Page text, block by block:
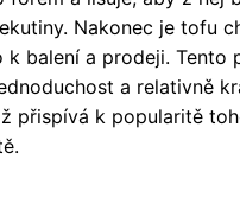
Nakonec je tofu
k balení a prodeji. Tento
a relativně
přispívá k popularitě